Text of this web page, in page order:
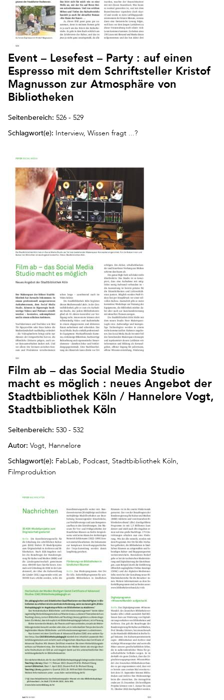
Event – Lesefest – Party : auf einen
Espresso mit dem Schriftsteller Kristof
Magnusson zur Atmosphäre von
Bibliotheken
Seitenbereich: 526 - 529
Schlagwort(e): Interview, Wissen fragt ...?
Film ab – das Social Media Studio
macht es möglich : neues Angebot der
Stadtbibliothek Köln / Hannelore Vogt,
Stadtbibliothek Köln
Seitenbereich: 530 - 532
Autor: Vogt, Hannelore
Schlagwort(e): FabLab, Podcast, Stadtbibliothek Köln,
Filmproduktion